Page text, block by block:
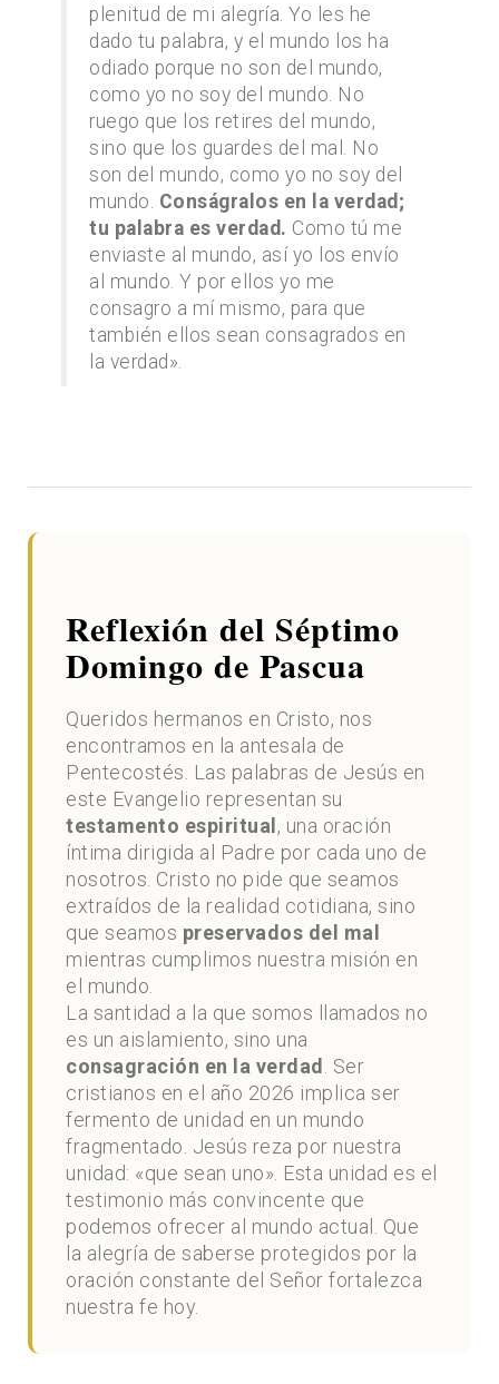
plenitud de mi alegría. Yo les he
dado tu palabra, y el mundo los ha
odiado porque no son del mundo,
como yo no soy del mundo. No
ruego que los retires del mundo,
sino que los guardes del mal. No
son del mundo, como yo no soy del
mundo. Conságralos en la verdad;
tu palabra es verdad. Como tú me
enviaste al mundo, así yo los envío
al mundo. Y por ellos yo me
consagro a mí mismo, para que
también ellos sean consagrados en
la verdad».
Reflexión del Séptimo
Domingo de Pascua
Queridos hermanos en Cristo, nos
encontramos en la antesala de
Pentecostés. Las palabras de Jesús en
este Evangelio representan su
testamento espiritual , una oración
íntima dirigida al Padre por cada uno de
nosotros. Cristo no pide que seamos
extraídos de la realidad cotidiana, sino
que seamos preservados del mal
mientras cumplimos nuestra misión en
el mundo.
La santidad a la que somos llamados no
es un aislamiento, sino una
consagración en la verdad
. Ser
cristianos en el año 2026 implica ser
fermento de unidad en un mundo
fragmentado. Jesús reza por nuestra
unidad: «que sean uno». Esta unidad es el
testimonio más convincente que
podemos ofrecer al mundo actual. Que
la alegría de saberse protegidos por la
oración constante del Señor fortalezca
nuestra fe hoy.